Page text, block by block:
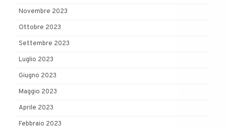
Novembre 2023
Ottobre 2023
Settembre 2023
Luglio 2023
Giugno 2023
Maggio 2023
Aprile 2023
Febbraio 2023